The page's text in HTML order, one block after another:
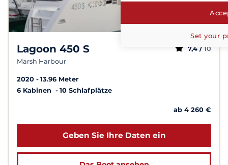
Lagoon 450 S
Marsh Harbour
7,4 / 10
2020
13.96 Meter
6 Kabinen
10 Schlafplätze
ab 4 260 €
Geben Sie Ihre Daten ein
Set your